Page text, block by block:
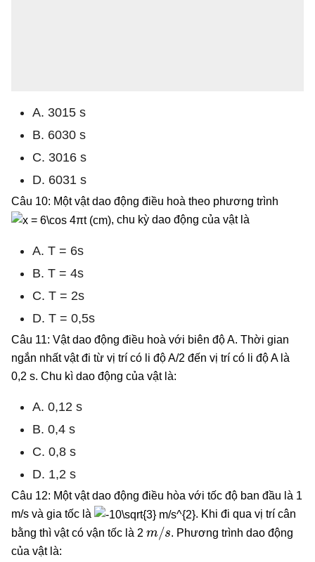
A. 3015 s
B. 6030 s
C. 3016 s
D. 6031 s
Câu 10: Một vật dao động điều hoà theo phương trình
, chu kỳ dao động của vật là
A. T = 6s
B. T = 4s
C. T = 2s
D. T = 0,5s
Câu 11: Vật dao động điều hoà với biên độ A. Thời gian
ngắn nhất vật đi từ vị trí có li độ A/2 đến vị trí có li độ A là
0,2 s. Chu kì dao động của vật là:
A. 0,12 s
B. 0,4 s
C. 0,8 s
D. 1,2 s
Câu 12: Một vật dao động điều hòa với tốc độ ban đầu là 1
m/s và gia tốc là
. Khi đi qua vị trí cân
bằng thì vật có vận tốc là 2
m s
. Phương trình dao động
của vật là: